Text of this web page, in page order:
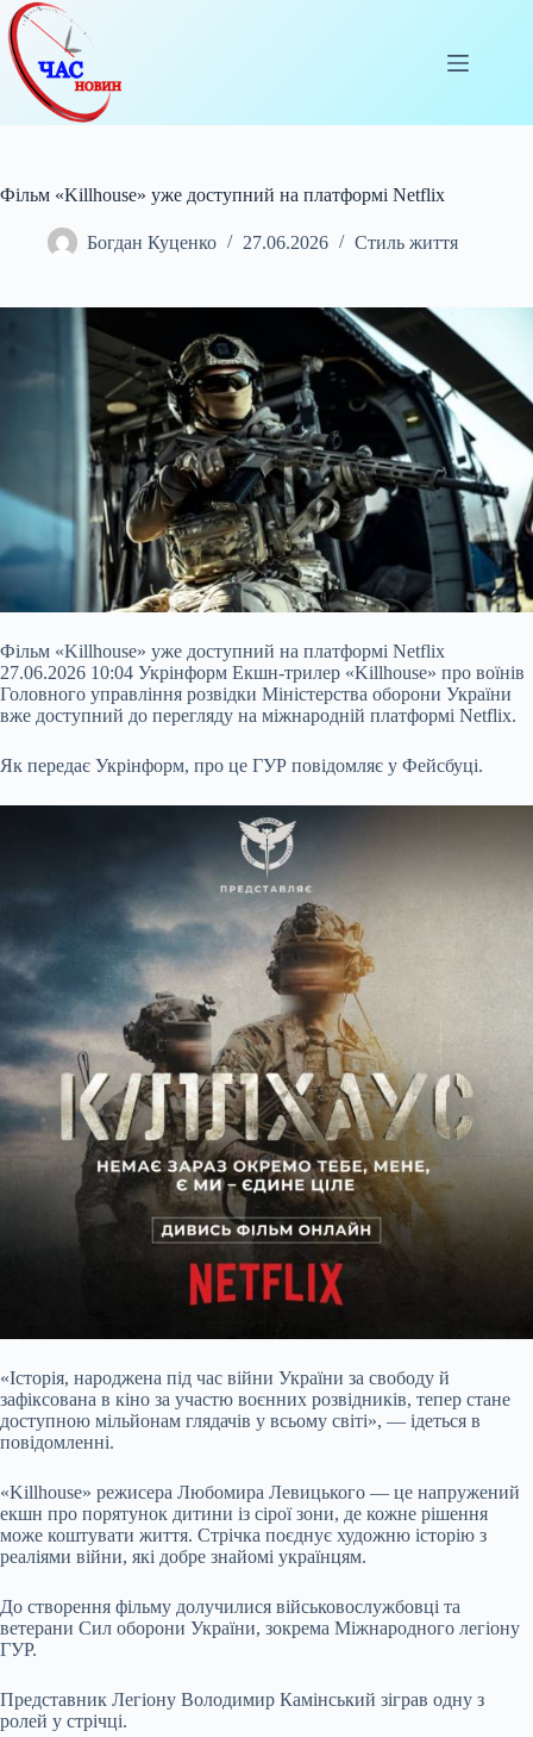
Перейти
до
вмісту
Фільм «Killhouse» уже доступний на платформі Netflix
Богдан Куценко 27.06.2026 Стиль життя
Фільм «Killhouse» уже доступний на платформі Netflix
27.06.2026 10:04 Укрінформ Екшн-трилер «Killhouse» про воїнів
Головного управління розвідки Міністерства оборони України
вже доступний до перегляду на міжнародній платформі Netflix.
Як передає Укрінформ, про це ГУР повідомляє у Фейсбуці.
«Історія, народжена під час війни України за свободу й
зафіксована в кіно за участю воєнних розвідників, тепер стане
доступною мільйонам глядачів у всьому світі», — ідеться в
повідомленні.
«Killhouse» режисера Любомира Левицького — це напружений
екшн про порятунок дитини із сірої зони, де кожне рішення
може коштувати життя. Стрічка поєднує художню історію з
реаліями війни, які добре знайомі українцям.
До створення фільму долучилися військовослужбовці та
ветерани Сил оборони України, зокрема Міжнародного легіону
ГУР.
Представник Легіону Володимир Камінський зіграв одну з
ролей у стрічці.